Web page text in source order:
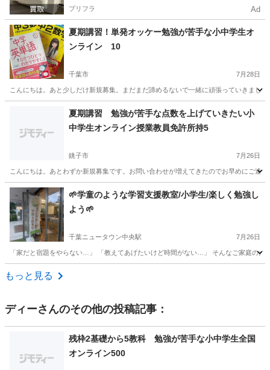
プリフラ Ad
夏期講習！単発オッケー勉強が苦手な小中学生オ
ンライン 10
千葉市 7月28日
こんにちは。あと少しだけ新規募集。まだまだ諦めるないで一緒に頑張っていきま
家庭教師 オンライン
夏期講習 勉強が苦手な点数を上げていきたい小
中学生オンライン授業教員免許所持5
銚子市 7月26日
こんにちは。あとわずか新規募集です。お問い合わせが増えてきたのでお早めにご連
千葉 銚子市 家庭教師 算数
🌱学童のような学習支援教室/小学生/楽しく勉強し
よう🌱
千葉ニュータウン中央駅 7月26日
「家だと宿題をやらない…」 「教えてあげたいけど時間がない…」 そんなご家庭の
千葉 印西市
もっと見る
ディーさんのその他の投稿記事：
残枠2基礎から5教科 勉強が苦手な小中学生全国
オンライン500